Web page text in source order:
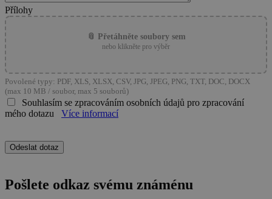
Přílohy
📎 Přetáhněte soubory sem
nebo klikněte pro výběr
Povolené typy: PDF, XLS, XLSX, CSV, JPG, JPEG, PNG, TXT, DOC, DOCX
(max 10 MB / soubor, max 5 souborů)
Souhlasím se zpracováním osobních údajů pro zpracování
mého dotazu
Více informací
Pošlete odkaz svému známénu